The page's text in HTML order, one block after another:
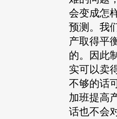
会变成怎
预测。我
产取得平
的。因此
实可以卖
不够的话
加班提高
话也不会